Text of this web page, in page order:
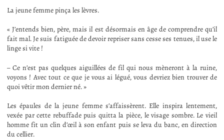
La jeune femme pinça les lèvres.
« J’entends bien, père, mais il est désormais en âge de comprendre qu’il
fait mal. Je suis fatiguée de devoir repriser sans cesse ses tenues, il use le
linge si vite !
– Ce n’est pas quelques aiguillées de fil qui nous mèneront à la ruine,
voyons ! Avec tout ce que je vous ai légué, vous devriez bien trouver de
quoi vêtir mon dernier né. »
Les épaules de la jeune femme s’affaissèrent. Elle inspira lentement,
vexée par cette rebuffade puis quitta la pièce, le visage sombre. Le vieil
homme fit un clin d’œil à son enfant puis se leva du banc, en direction
du cellier.